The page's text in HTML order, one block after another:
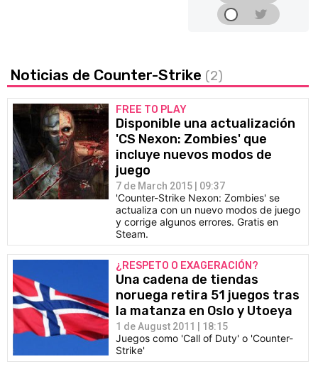
Noticias de Counter-Strike (2)
FREE TO PLAY
Disponible una actualización
'CS Nexon: Zombies' que
incluye nuevos modos de
juego
7 de March 2015 | 09:37
'Counter-Strike Nexon: Zombies' se
actualiza con un nuevo modos de juego
y corrige algunos errores. Gratis en
Steam.
¿RESPETO O EXAGERACIÓN?
Una cadena de tiendas
noruega retira 51 juegos tras
la matanza en Oslo y Utoeya
1 de August 2011 | 18:15
Juegos como 'Call of Duty' o 'Counter-
Strike'